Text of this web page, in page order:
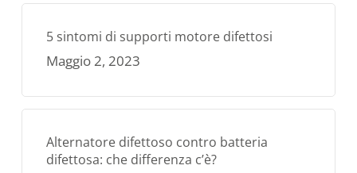
5 sintomi di supporti motore difettosi
Maggio 2, 2023
Alternatore difettoso contro batteria
difettosa: che differenza c’è?